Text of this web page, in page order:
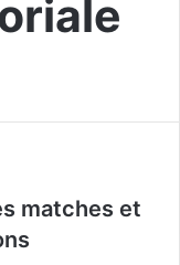
matches et